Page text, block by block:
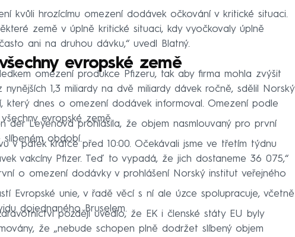
kvůli hrozícímu omezení dodávek očkování v kritické situaci.
země v úplně kritické situaci, kdy vyočkovaly úplně
ani na druhou dávku,“ uvedl Blatný.
evropské země
omezení produkce Pfizeru, tak aby firma mohla zvýšit
1,3 miliardy na dvě miliardy dávek ročně, sdělil Norský
který dnes o omezení dodávek informoval. Omezení podle
evropské země.
der Leyenová prohlásila, že objem nasmlouvaný pro první
období.
v pátek krátce před 10:00. Očekávali jsme ve třetím týdnu
vakcíny Pfizer. Teď to vypadá, že jich dostaneme 36 075,“
o omezení dodávky v prohlášení Norský institut veřejného
Evropské unie, v řadě věcí s ní ale úzce spolupracuje, včetně
dojednaného Bruselem.
později uvedlo, že EK i členské státy EU byly
že „nebude schopen plně dodržet slíbený objem